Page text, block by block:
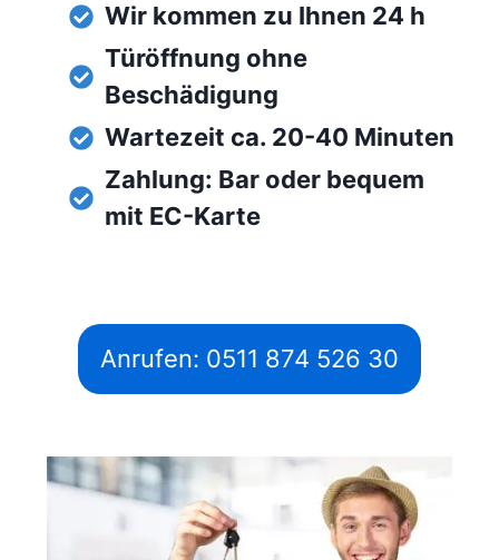
Wir kommen zu Ihnen 24 h
Türöffnung ohne
Beschädigung
Wartezeit ca. 20-40 Minuten
Zahlung: Bar oder bequem
mit EC-Karte
Anrufen: 0511 874 526 30